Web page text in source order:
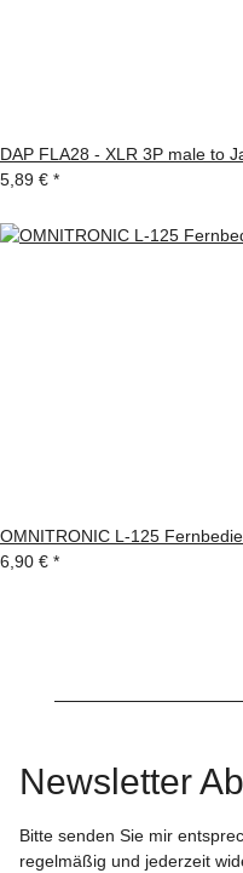
DAP FLA28 - XLR 3P male to
5,89 € *
OMNITRONIC L-125
6,90 € *
Newsletter
Bitte senden Sie mir
regelmäßig und jederzeit